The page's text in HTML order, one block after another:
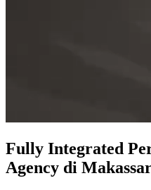
Fully Integrated
Agency di